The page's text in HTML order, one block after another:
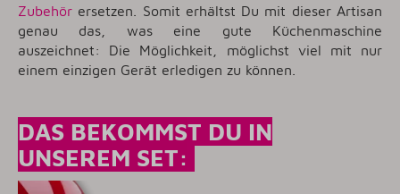
Zubehör ersetzen. Somit erhältst Du mit dieser Artisan
genau das, was eine gute Küchenmaschine
auszeichnet: Die Möglichkeit, möglichst viel mit nur
einem einzigen Gerät erledigen zu können.
DAS BEKOMMST DU IN
UNSEREM SET: